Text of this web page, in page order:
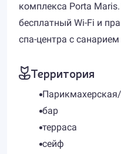
комплекса Porta
бесплатный Wi-Fi и
спа-центра с
Территория
бар
терраса
сейф